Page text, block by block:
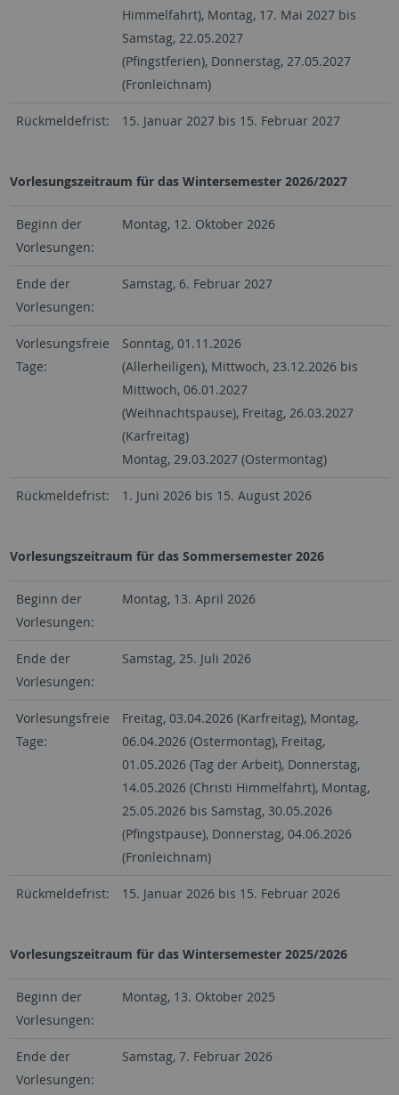
Himmelfahrt), Montag, 17. Mai 2027 bis
Samstag, 22.05.2027
(Pfingstferien), Donnerstag, 27.05.2027
(Fronleichnam)
Rückmeldefrist: 15. Januar 2027 bis 15. Februar 2027
Vorlesungszeitraum für das Wintersemester 2026/2027
Beginn der
Vorlesungen:
Montag, 12. Oktober 2026
Ende der
Vorlesungen:
Samstag, 6. Februar 2027
Vorlesungsfreie
Tage:
Sonntag, 01.11.2026
(Allerheiligen), Mittwoch, 23.12.2026 bis
Mittwoch, 06.01.2027
(Weihnachtspause), Freitag, 26.03.2027
(Karfreitag)
Montag, 29.03.2027 (Ostermontag)
Rückmeldefrist: 1. Juni 2026 bis 15. August 2026
Vorlesungszeitraum für das Sommersemester 2026
Beginn der
Vorlesungen:
Montag, 13. April 2026
Ende der
Vorlesungen:
Samstag, 25. Juli 2026
Vorlesungsfreie
Tage:
Freitag, 03.04.2026 (Karfreitag), Montag,
06.04.2026 (Ostermontag), Freitag,
01.05.2026 (Tag der Arbeit), Donnerstag,
14.05.2026 (Christi Himmelfahrt), Montag,
25.05.2026 bis Samstag, 30.05.2026
(Pfingstpause), Donnerstag, 04.06.2026
(Fronleichnam)
Rückmeldefrist: 15. Januar 2026 bis 15. Februar 2026
Vorlesungszeitraum für das Wintersemester 2025/2026
Beginn der
Vorlesungen:
Montag, 13. Oktober 2025
Ende der
Vorlesungen:
Samstag, 7. Februar 2026